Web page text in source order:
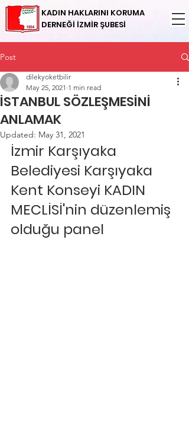
KADIN HAKLARINI KORUMA
DERNEĞİ İZMİR ŞUBESİ
Post
İSTANBUL SÖZLEŞMESİNİ
ANLAMAK
dilekyoketbilir
May 25, 2021 1 min read
Updated: May 31, 2021
İzmir Karşıyaka
Belediyesi Karşıyaka
Kent Konseyi KADIN
MECLİSİ'nin düzenlemiş
olduğu panel